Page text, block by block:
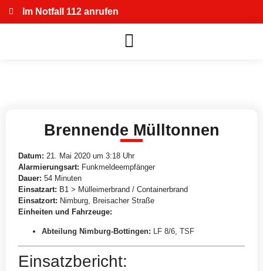
Im Notfall 112 anrufen
Brennende Mülltonnen
Datum: 21. Mai 2020 um 3:18 Uhr
Alarmierungsart: Funkmeldeempfänger
Dauer: 54 Minuten
Einsatzart: B1 > Mülleimerbrand / Containerbrand
Einsatzort: Nimburg, Breisacher Straße
Einheiten und Fahrzeuge:
Abteilung Nimburg-Bottingen: LF 8/6,TSF
Einsatzbericht: